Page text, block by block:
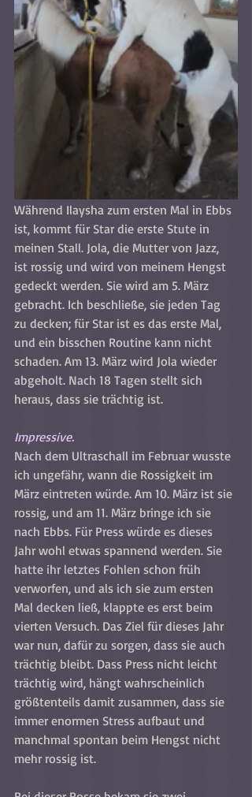
Während Ilaysha zum ersten Mal in Ebbs
ist, kommt für Star die erste Stute in
meinen Stall. Jola, die Mutter von Jazz,
ist rossig und wird von meinem Hengst
gedeckt werden. Sie wird am 5. März
gebracht. Ich beschließe, sie jeden Tag
zu decken; für Star ist es das erste Mal,
und ein bisschen Routine kann nicht
schaden. Am 13. März wird Jola wieder
abgeholt. Nach 18 Tagen stellt sich
heraus, dass sie trächtig ist.
Impressive.
Nach dem Ultraschall im Februar wusste
ich ungefähr, wann die Rossigkeit im
März eintreten würde. Am 10. März ist sie
rossig, und am 11. März bringe ich sie
nach Ebbs. Für Press würde es dieses
Jahr wohl etwas spannend werden. Sie
hatte ihr letztes Fohlen schon früh
verworfen, und als ich sie zum ersten
Mal decken ließ, klappte es erst beim
vierten Versuch. Das Ziel für dieses Jahr
war nun, dafür zu sorgen, dass sie auch
trächtig bleibt. Dass Press nicht leicht
trächtig wird, hängt wahrscheinlich
größtenteils damit zusammen, dass sie
immer enormen Stress aufbaut und
manchmal spontan beim Hengst nicht
mehr rossig ist.